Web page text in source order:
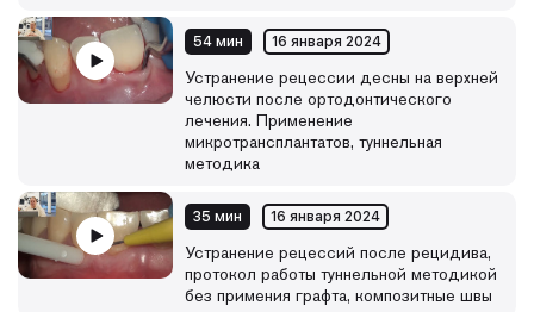
54 мин 16 января 2024
Устранение рецессии десны на верхней
челюсти после ортодонтического
лечения. Применение
микротрансплантатов, туннельная
методика
35 мин 16 января 2024
Устранение рецессий после рецидива,
протокол работы туннельной методикой
без примения графта, композитные швы